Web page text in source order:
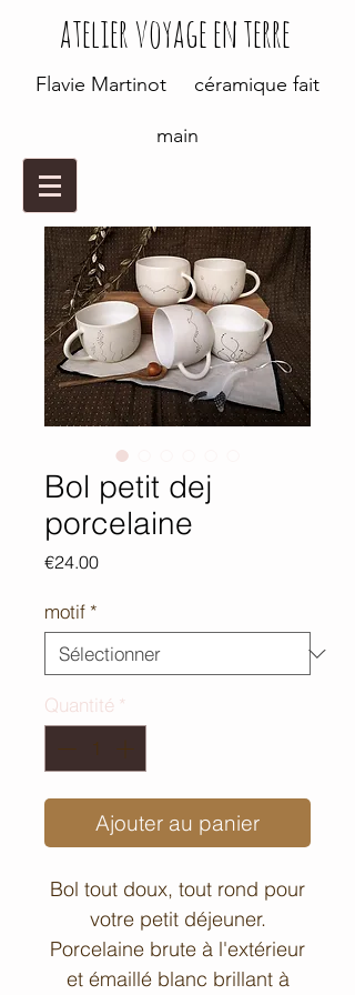
atelier voyage en terre
Flavie Martinot céramique fait
main
Bol petit dej
porcelaine
€24.00Prix
motif *
Quantité *
Ajouter au panier
Bol tout doux, tout rond pour
votre petit déjeuner.
Porcelaine brute à l'extérieur
et émaillé blanc brillant à